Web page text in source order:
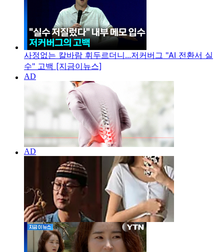
사정없는 칼바람 휘두르더니...저커버그 "AI 전환서 실
수" 고백 [지금이뉴스]